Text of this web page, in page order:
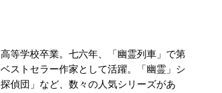
等学校卒業。七六年、「幽霊列車」で第
ストセラー作家として活躍。「幽霊」シ
偵団」など、数々の人気シリーズがあ